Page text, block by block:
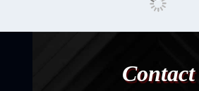
Contact